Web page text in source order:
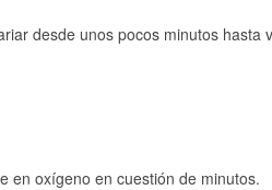
desde unos pocos minutos hasta
en oxígeno en cuestión de minutos.